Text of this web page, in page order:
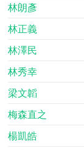
林朗彥
林正義
林澤民
林秀幸
梁文韜
梅森直之
楊凱皓